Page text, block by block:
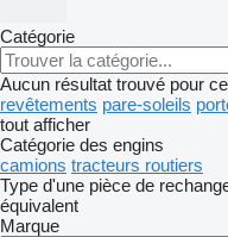
Catégorie
Aucun résultat trouvé pour
revêtements pare-soleils
tout afficher
Catégorie des engins
camions tracteurs routiers
Type d'une pièce de
équivalent
Marque